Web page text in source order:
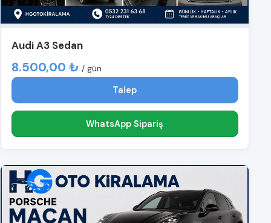
Audi A3 Sedan
8.500,00 ₺ / gün
Talep
WhatsApp Sipariş